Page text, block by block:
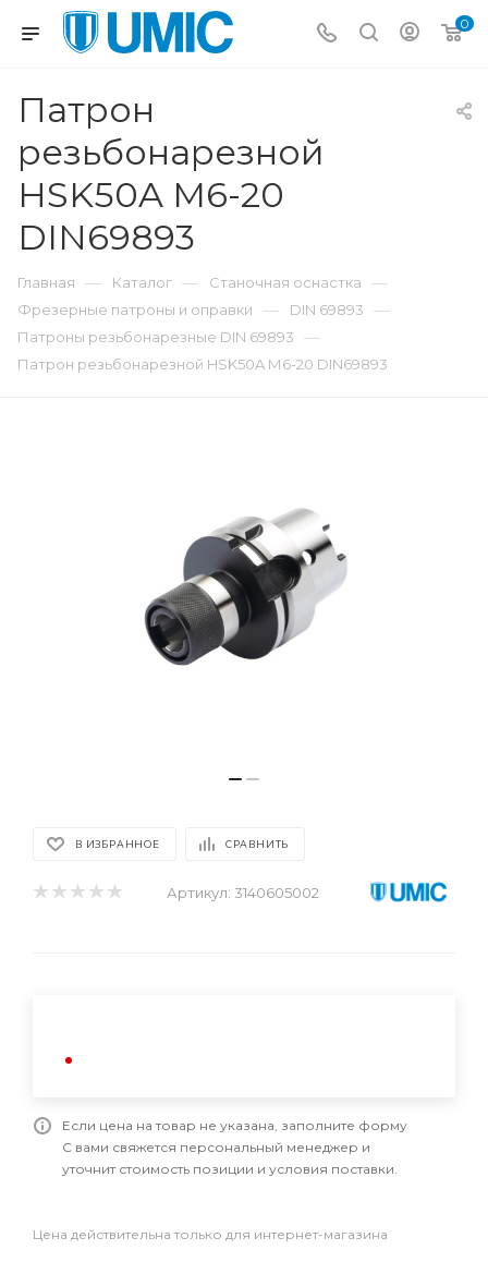
0
Патрон
резьбонарезной
HSK50A М6-20
DIN69893
Главная — Каталог — Станочная оснастка —
Фрезерные патроны и оправки — DIN 69893 —
Патроны резьбонарезные DIN 69893 —
Патрон резьбонарезной HSK50A М6-20 DIN69893
В ИЗБРАННОЕ СРАВНИТЬ
Артикул: 3140605002
Если цена на товар не указана, заполните форму
С вами свяжется персональный менеджер и
уточнит стоимость позиции и условия поставки.
Цена действительна только для интернет-магазина